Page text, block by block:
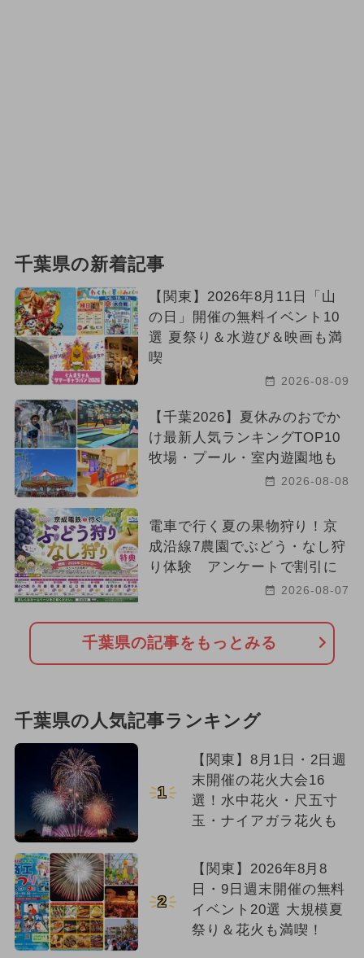
千葉県の新着記事
【関東】2026年8月11日「山
の日」開催の無料イベント10
選 夏祭り＆水遊び＆映画も満
喫
2026-08-09
【千葉2026】夏休みのおでか
け最新人気ランキングTOP10
牧場・プール・室内遊園地も
2026-08-08
電車で行く夏の果物狩り！京
成沿線7農園でぶどう・なし狩
り体験 アンケートで割引に
2026-08-07
千葉県の記事をもっとみる
千葉県の人気記事ランキング
1
【関東】8月1日・2日週
末開催の花火大会16
選！水中花火・尺五寸
玉・ナイアガラ花火も
2
【関東】2026年8月8
日・9日週末開催の無料
イベント20選 大規模夏
祭り＆花火も満喫！